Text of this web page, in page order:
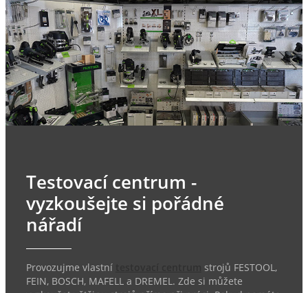
Testovací centrum -
vyzkoušejte si pořádné
nářadí
Provozujme vlastní
strojů FESTOOL,
FEIN, BOSCH, MAFELL a DREMEL. Zde si můžete